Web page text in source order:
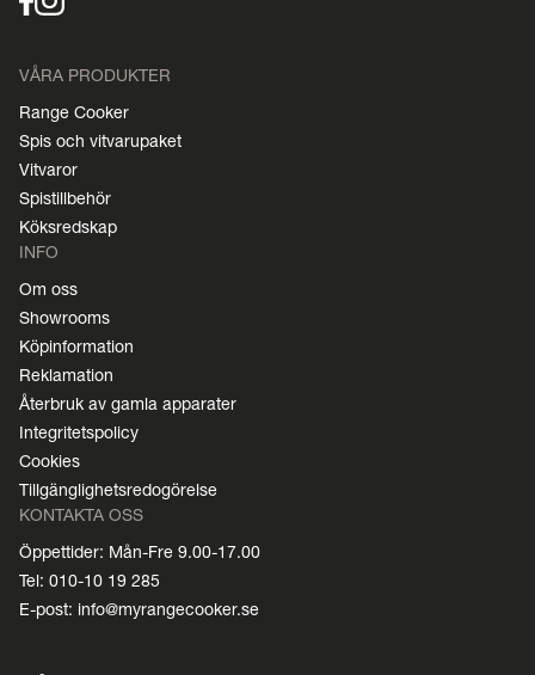
VÅRA PRODUKTER
Range Cooker
Spis och vitvarupaket
Vitvaror
Spistillbehör
Köksredskap
INFO
Om oss
Showrooms
Köpinformation
Reklamation
Återbruk av gamla apparater
Integritetspolicy
Cookies
Tillgänglighetsredogörelse
KONTAKTA OSS
Öppettider: Mån-Fre 9.00-17.00
Tel: 010-10 19 285
E-post: info@myrangecooker.se